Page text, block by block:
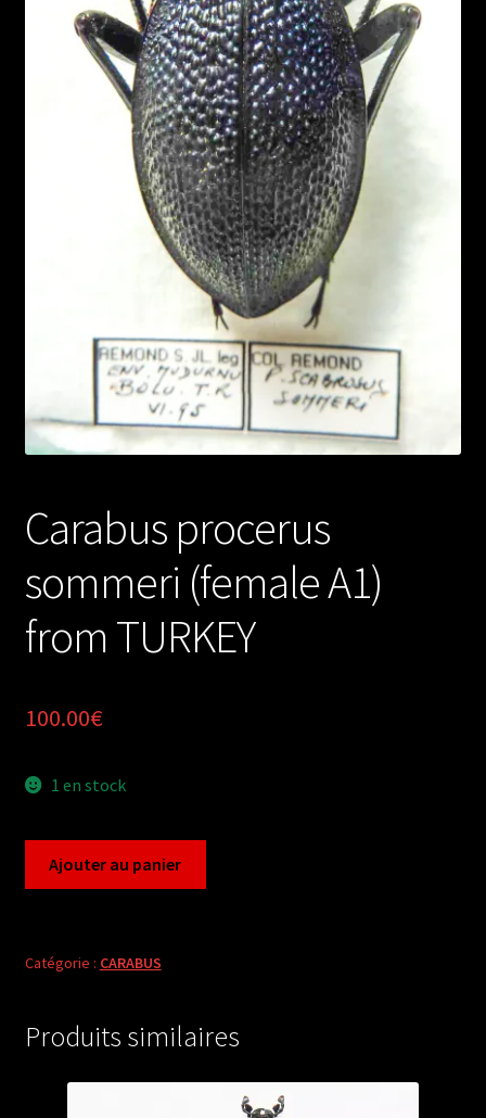
Carabus procerus
sommeri (female A1)
from TURKEY
100.00€
1 en stock
sommeri
from
Ajouter au panier
Catégorie : CARABUS
Produits similaires